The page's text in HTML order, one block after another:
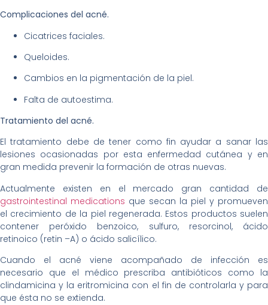
Complicaciones del acné.
Cicatrices faciales.
Queloides.
Cambios en la pigmentación de la piel.
Falta de autoestima.
Tratamiento del acné.
El tratamiento debe de tener como fin ayudar a sanar las
lesiones ocasionadas por esta enfermedad cutánea y en
gran medida prevenir la formación de otras nuevas.
Actualmente existen en el mercado gran cantidad de
gastrointestinal medications que secan la piel y promueven
el crecimiento de la piel regenerada. Estos productos suelen
contener peróxido benzoico, sulfuro, resorcinol, ácido
retinoico (retin –A) o ácido salicílico.
Cuando el acné viene acompañado de infección es
necesario que el médico prescriba antibióticos como la
clindamicina y la eritromicina con el fin de controlarla y para
que ésta no se extienda.